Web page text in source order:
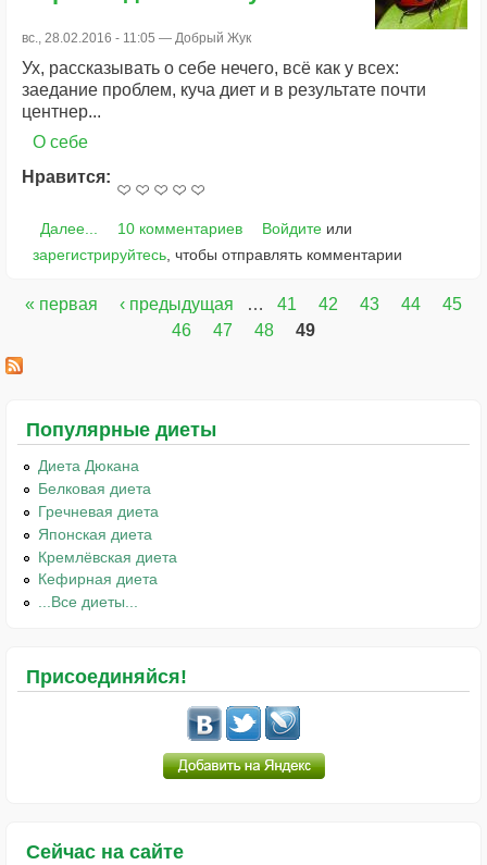
вс., 28.02.2016 - 11:05 — Добрый Жук
Ух, рассказывать о себе нечего, всё как у всех:
заедание проблем, куча диет и в результате почти
центнер...
О себе
Нравится:
Далее... 10 комментариев Войдитеили
зарегистрируйтесь , чтобы отправлять комментарии
« первая ‹ предыдущая … 41 42 43 44
45
46
47 48 49
Популярные диеты
Диета Дюкана
Белковая диета
Гречневая диета
Японская диета
Кремлёвская диета
Кефирная диета
...Все диеты...
Присоединяйся!
Сейчас на сайте